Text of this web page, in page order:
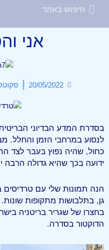
אני
20/05/2022
בסדרת המדע הבדיוני
לנסוע במרחבי הזמן והחלל.
כחול, שהיה נפוץ בעבר לצד
ידועה בכך שהיא גדולה הרבה
הנה תמונות שלי עם טרדיסים
גן, בתלבושות מתקופות
בחצרו של שגריר בריטניה
הדוקטור בסדרה.